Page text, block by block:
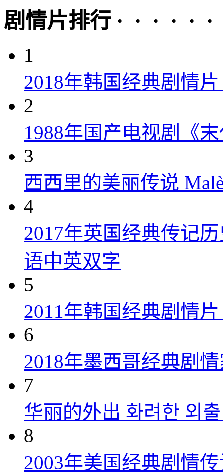
剧情片排行 · · · · · ·
1
2018年韩国经典剧情
2
1988年国产电视剧《
3
西西里的美丽传说
4
2017年英国经典传记
语中英双字
5
2011年韩国经典剧情
6
2018年墨西哥经典剧
7
华丽的外出 화려한 외
8
2003年美国经典剧情